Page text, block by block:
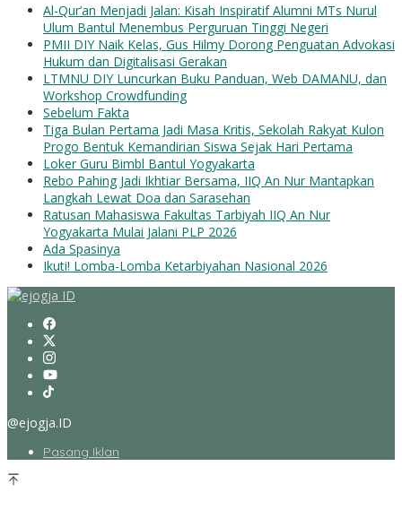
Al-Qur’an Menjadi Jalan: Kisah Inspiratif Alumni MTs Nurul
Ulum Bantul Menembus Perguruan Tinggi Negeri
PMII DIY Naik Kelas, Gus Hilmy Dorong Penguatan Advokasi
Hukum dan Digitalisasi Gerakan
LTMNU DIY Luncurkan Buku Panduan, Web DAMANU, dan
Workshop Crowdfunding
Sebelum Fakta
Tiga Bulan Pertama Jadi Masa Kritis, Sekolah Rakyat Kulon
Progo Bentuk Kemandirian Siswa Sejak Hari Pertama
Loker Guru Bimbl Bantul Yogyakarta
Rebo Pahing Jadi Ikhtiar Bersama, IIQ An Nur Mantapkan
Langkah Lewat Doa dan Sarasehan
Ratusan Mahasiswa Fakultas Tarbiyah IIQ An Nur
Yogyakarta Mulai Jalani PLP 2026
Ada Spasinya
Ikuti! Lomba-Lomba Ketarbiyahan Nasional 2026
@ejogja.ID
Pasang Iklan